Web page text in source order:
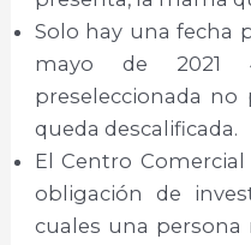
Solo hay una fecha
mayo de 2021
preseleccionada no
queda descalificada.
El Centro
obligación de
cuales una persona